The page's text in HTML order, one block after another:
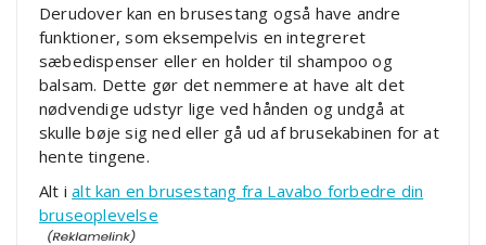
Derudover kan en brusestang også have andre
funktioner, som eksempelvis en integreret
sæbedispenser eller en holder til shampoo og
balsam. Dette gør det nemmere at have alt det
nødvendige udstyr lige ved hånden og undgå at
skulle bøje sig ned eller gå ud af brusekabinen for at
hente tingene.
Alt ialt kan en brusestang fra Lavabo forbedre din
bruseoplevelse